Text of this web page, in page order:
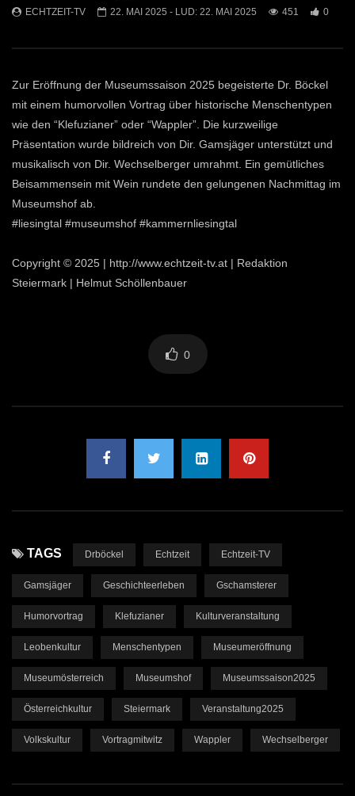
478
2 ECHTZEIT-TV
ECHTZEIT-TV 22. MAI 2025 - LUD: 22. MAI 2025 451 0
Zur Eröffnung der Museumssaison 2025 begeisterte Dr. Böckel
mit einem humorvollen Vortrag über historische Menschentypen
wie den “Klefuzianer” oder “Wappler”. Die kurzweilige
Präsentation wurde bildreich von Dir. Gamsjäger unterstützt und
musikalisch von Dir. Wechselberger umrahmt. Ein gemütliches
Beisammensein mit Wein rundete den gelungenen Nachmittag im
Museumshof ab.
#liesingtal #museumshof #kammernliesingtal
Copyright © 2025 | http://www.echtzeit-tv.at | Redaktion
Steiermark | Helmut Schöllenbauer
0
TAGS Drböckel Echtzeit Echtzeit-TV
Gamsjäger Geschichteerleben Gschamsterer
Humorvortrag Klefuzianer Kulturveranstaltung
Leobenkultur Menschentypen Museumeröffnung
Museumösterreich Museumshof Museumssaison2025
Österreichkultur Steiermark Veranstaltung2025
Volkskultur Vortragmitwitz Wappler Wechselberger